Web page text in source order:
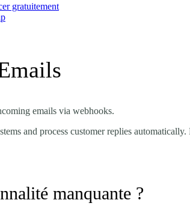
gratuitement
emails via webhooks.
and process customer replies
manquante ?